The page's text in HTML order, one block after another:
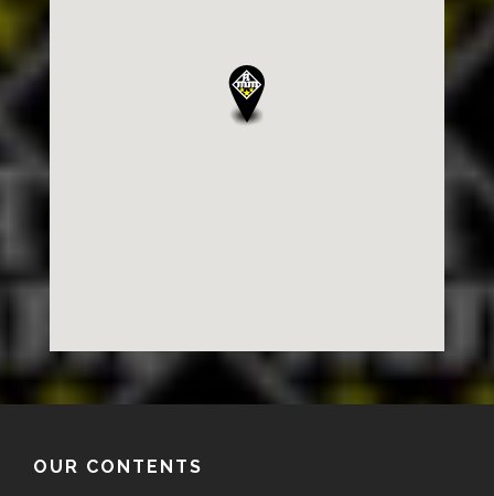
OUR CONTENTS